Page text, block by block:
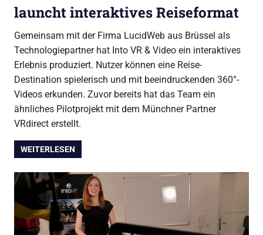
launcht interaktives Reiseformat
Gemeinsam mit der Firma LucidWeb aus Brüssel als
Technologiepartner hat Into VR & Video ein interaktives
Erlebnis produziert. Nutzer können eine Reise-
Destination spielerisch und mit beeindruckenden 360°-
Videos erkunden. Zuvor bereits hat das Team ein
ähnliches Pilotprojekt mit dem Münchner Partner
VRdirect erstellt.
WEITERLESEN